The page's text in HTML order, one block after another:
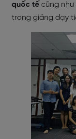
quốc tế cũng
trong giảng dạy